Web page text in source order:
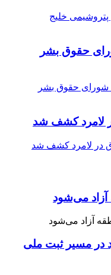
حقوق بشر
می‌شود
در لامرد در مسیر ثبت ملی